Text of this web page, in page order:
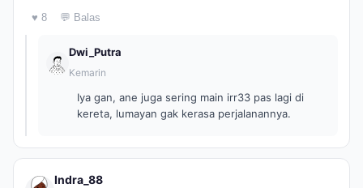
♥ 8 💬 Balas
Dwi_Putra
Kemarin
Iya gan, ane juga sering main irr33 pas lagi di
kereta, lumayan gak kerasa perjalanannya.
Indra_88